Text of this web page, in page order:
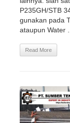
P235GH/STB
gunakan pada
ataupun Water ...
Read More